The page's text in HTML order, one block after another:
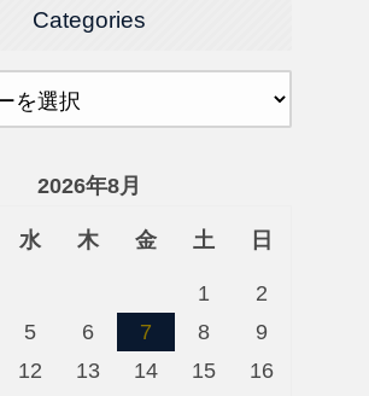
Categories
2026年8月
水 木 金 土 日
1
2
5 6 7 8
9
12 13 14 15
16